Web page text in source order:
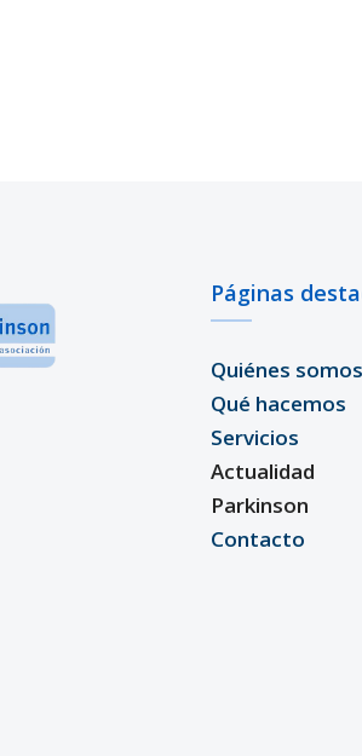
Páginas
Quiénes somos
Qué hacemos
Servicios
Actualidad
Parkinson
Contacto